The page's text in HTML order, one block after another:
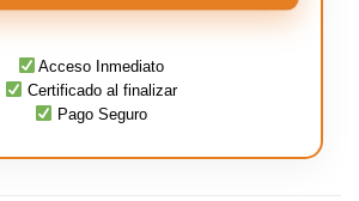
Acceso Inmediato
Certificado al finalizar
Pago Seguro